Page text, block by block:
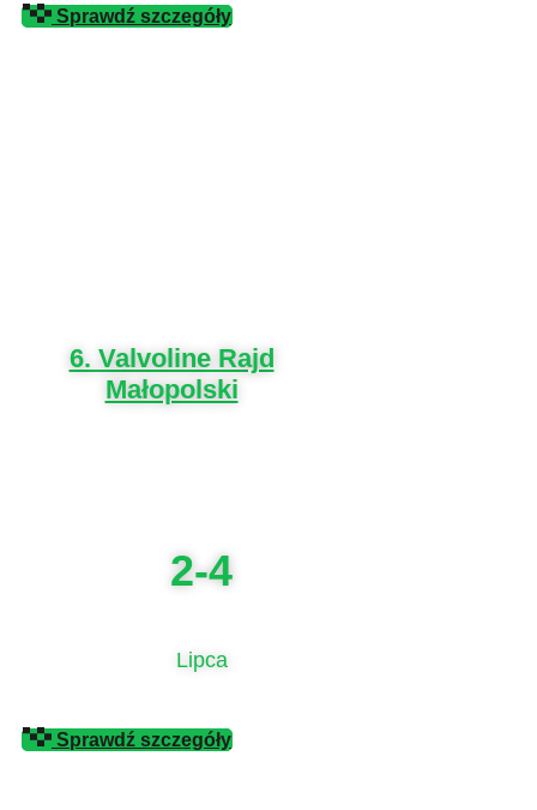
Sprawdź szczegóły
6. Valvoline Rajd
Małopolski
2-4
Lipca
Sprawdź szczegóły